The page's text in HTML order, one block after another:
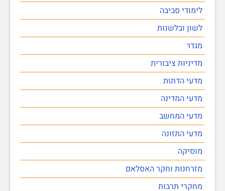
לימודי סביבה
לשון ובלשנות
מגדר
מדיניות ציבורית
מדעי הדתות
מדעי המדינה
מדעי המחשב
מדעי התזונה
מוסיקה
מזרחנות וחקר האסלאם
מחקרי תרבות